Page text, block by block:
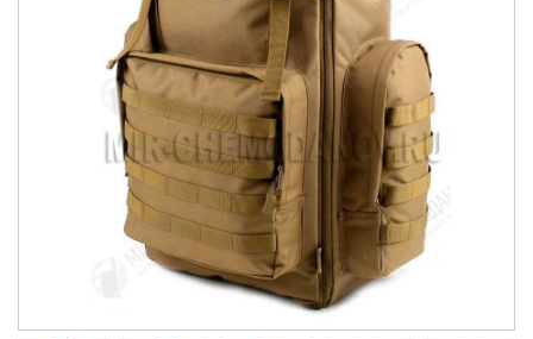
Сумки для ноутбуков
Сумки-тележки хозяйственные
Сумки-рюкзаки на колёсах
Сумки детские
Рюкзаки
Рюкзаки городские
Рюкзаки школьные
Рюкзаки подростковые